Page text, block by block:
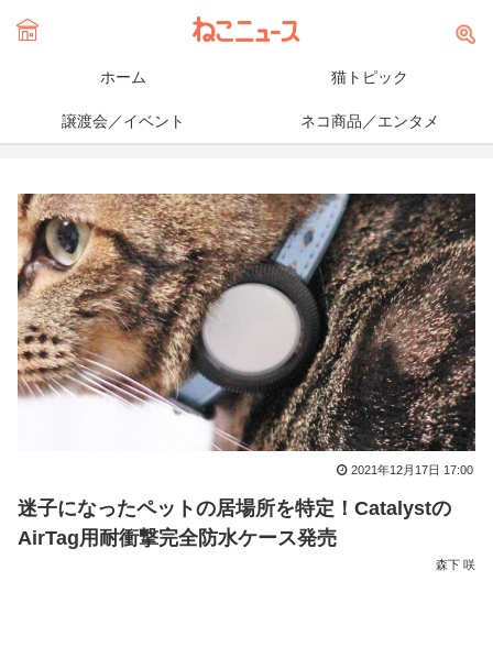
ホーム 猫トピック
譲渡会／イベント ネコ商品／エンタメ
迷子になったペットの居場所を特定！Catalystの
AirTag用耐衝撃完全防水ケース発売
2021年12月17日 17:00
森下 咲